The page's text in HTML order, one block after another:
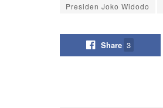
Presiden Joko Widodo
Share 3